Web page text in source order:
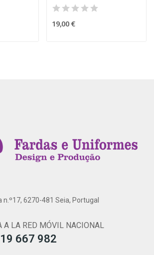
19,00 €
n.º17, 6270-481 Seia, Portugal
A LA RED MÓVIL NACIONAL
667 982